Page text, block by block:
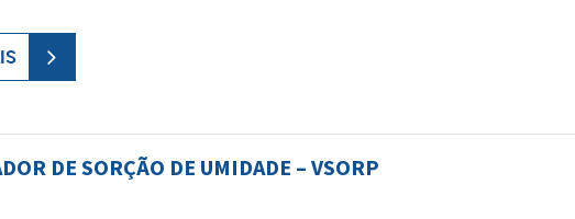
DE SORÇÃO DE UMIDADE – VSORP